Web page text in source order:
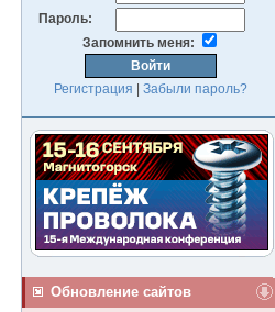
Пароль:
Запомнить меня:
Регистрация Забыли пароль?
Обновление сайтов